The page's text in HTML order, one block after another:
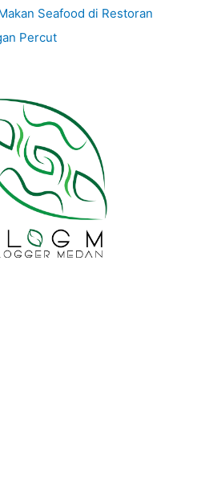
Seafood di Restoran
Percut